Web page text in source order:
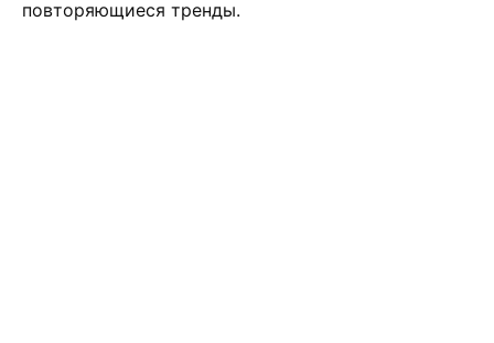
повторяющиеся тренды.